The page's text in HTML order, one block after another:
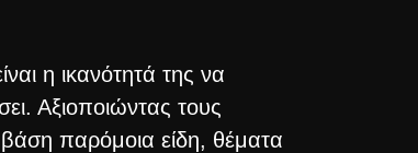
η ικανότητά της να
Αξιοποιώντας τους
παρόμοια είδη, θέματα